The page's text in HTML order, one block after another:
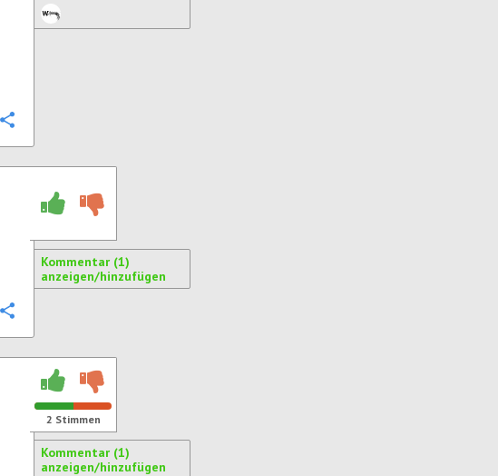
Kommentar (1)
anzeigen/hinzufügen
2 Stimmen
Kommentar (1)
anzeigen/hinzufügen